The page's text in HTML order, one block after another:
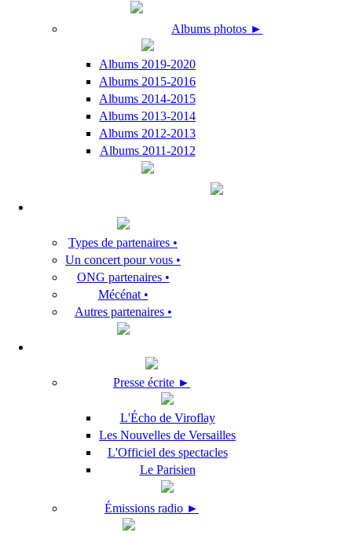
Albums photos ►
Albums 2019-2020
Albums 2015-2016
Albums 2014-2015
Albums 2013-2014
Albums 2012-2013
Albums 2011-2012
Types de partenaires •
Un concert pour vous •
ONG partenaires •
Mécénat •
Autres partenaires •
Presse écrite ►
L'Écho de Viroflay
Les Nouvelles de Versailles
L'Officiel des spectacles
Le Parisien
Émissions radio ►